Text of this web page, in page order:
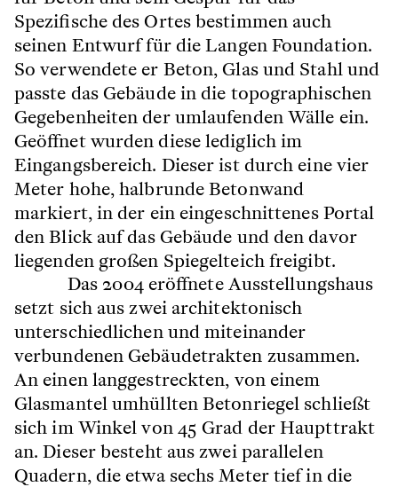
Spezifische des Ortes bestimmen auch
seinen Entwurf für die Langen Foundation.
So verwendete er Beton, Glas und Stahl und
passte das Gebäude in die topographischen
Gegebenheiten der umlaufenden Wälle ein.
Geöffnet wurden diese lediglich im
Eingangsbereich. Dieser ist durch eine vier
Meter hohe, halbrunde Betonwand
markiert, in der ein eingeschnittenes Portal
den Blick auf das Gebäude und den davor
liegenden großen Spiegelteich freigibt.
Das 2004 eröffnete Ausstellungshaus
setzt sich aus zwei architektonisch
unterschiedlichen und miteinander
verbundenen Gebäudetrakten zusammen.
An einen langgestreckten, von einem
Glasmantel umhüllten Betonriegel schließt
sich im Winkel von 45 Grad der Haupttrakt
an. Dieser besteht aus zwei parallelen
Quadern, die etwa sechs Meter tief in die